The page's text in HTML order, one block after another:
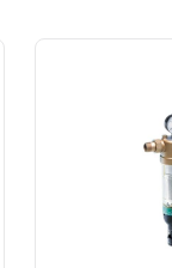
- se pdf med